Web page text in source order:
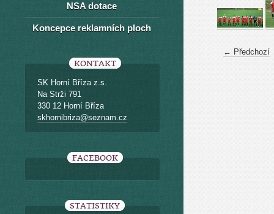
← Předchozí
NSA dotace
Koncepce reklamních ploch
KONTAKT
SK Horní Bříza z.s.
Na Strži 791
330 12 Horní Bříza
skhornibriza@seznam.cz
FACEBOOK
STATISTIKY